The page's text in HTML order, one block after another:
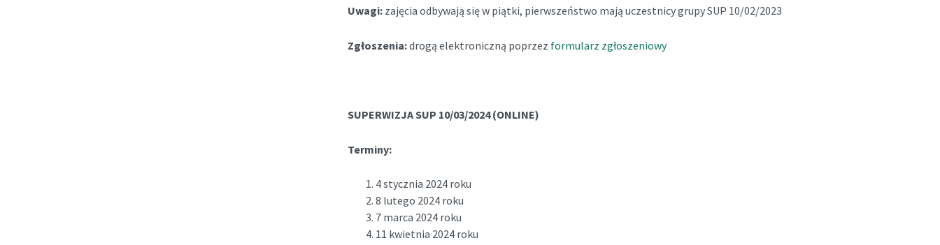
Uwagi: zajęcia odbywają się w piątki, pierwszeństwo mają uczestnicy grupy SUP 10/02/2023
Zgłoszenia:drogą elektroniczną poprzez formularz zgłoszeniowy
SUPERWIZJA SUP 10/03/2024 (ONLINE)
Terminy:
4 stycznia 2024 roku
8 lutego 2024 roku
7 marca 2024 roku
11 kwietnia 2024 roku